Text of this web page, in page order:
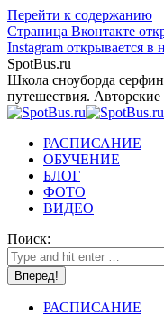
Перейти к содержанию
Страница Вконтакте
Instagram открывается в
SpotBus.ru
Школа сноуборда
путешествия.
РАСПИСАНИЕ
ОБУЧЕНИЕ
БЛОГ
ФОТО
ВИДЕО
Поиск:
РАСПИСАНИЕ